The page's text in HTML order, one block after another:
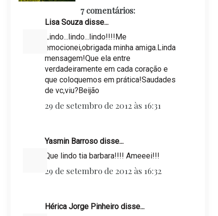
7 comentários:
Lisa Souza disse...
Lindo...lindo...lindo!!!!Me
emocionei,obrigada minha amiga.Linda
mensagem!Que ela entre
verdadeiramente em cada coração e
que coloquemos em prática!Saudades
de vc,viu?Beijão
29 de setembro de 2012 às 16:31
Yasmin Barroso disse...
Que lindo tia barbara!!!! Ameeei!!!
29 de setembro de 2012 às 16:32
Hérica Jorge Pinheiro disse...